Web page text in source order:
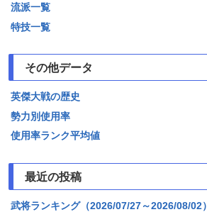
流派一覧
特技一覧
その他データ
英傑大戦の歴史
勢力別使用率
使用率ランク平均値
最近の投稿
武将ランキング（2026/07/27～2026/08/02）